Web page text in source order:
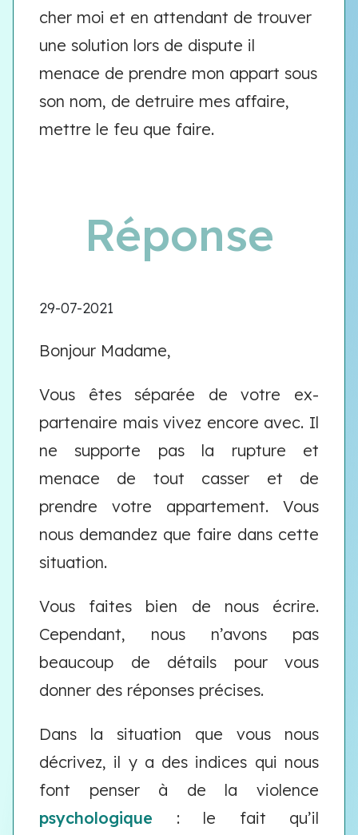
cher moi et en attendant de trouver
une solution lors de dispute il
menace de prendre mon appart sous
son nom, de detruire mes affaire,
mettre le feu que faire.
Réponse
29-07-2021
Bonjour Madame,
Vous êtes séparée de votre ex-
partenaire mais vivez encore avec. Il
ne supporte pas la rupture et
menace de tout casser et de
prendre votre appartement. Vous
nous demandez que faire dans cette
situation.
Vous faites bien de nous écrire.
Cependant, nous n’avons pas
beaucoup de détails pour vous
donner des réponses précises.
Dans la situation que vous nous
décrivez, il y a des indices qui nous
font penser à de la violence
psychologique : le fait qu’il